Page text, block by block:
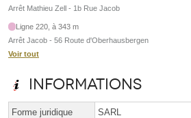
Arrêt Mathieu Zell - 1b Rue Jacob
Ligne 220, à 343 m
Arrêt Jacob - 56 Route d'Oberhausbergen
Voir tout
Informations
Forme juridique SARL